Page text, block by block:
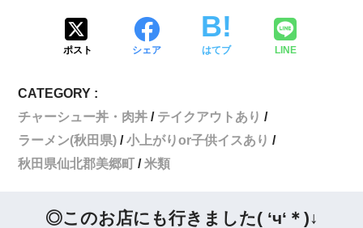
ポスト シェア はてブ LINE
CATEGORY :
チャーシュー丼・肉丼
テイクアウトあり
ラーメン(秋田県)
小上がりor子供イスあり
秋田県仙北郡美郷町
米類
◎このお店にも行きました( ‘ч‘＊)↓